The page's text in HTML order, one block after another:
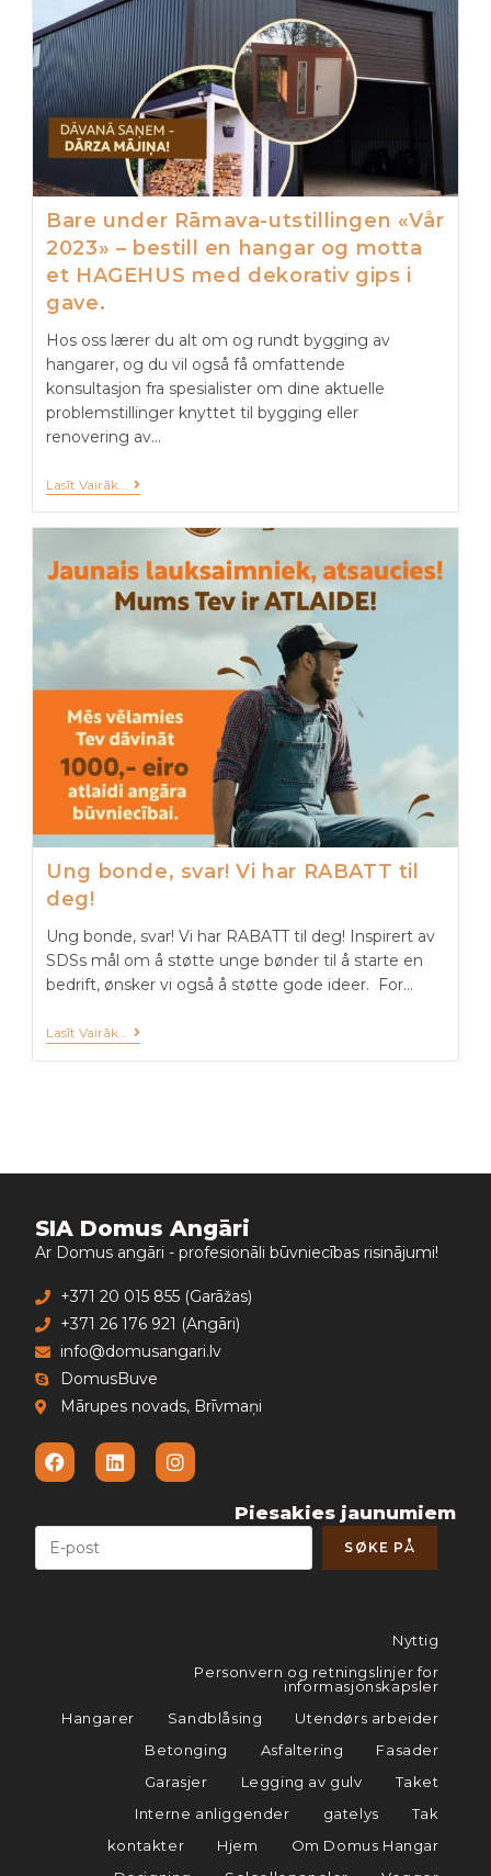
Bare under Rāmava-utstillingen «Vår
2023» – bestill en hangar og motta
et HAGEHUS med dekorativ gips i
gave.
Hos oss lærer du alt om og rundt bygging av
hangarer, og du vil også få omfattende
konsultasjon fra spesialister om dine aktuelle
problemstillinger knyttet til bygging eller
renovering av…
Lasīt Vairāk...
Ung bonde, svar! Vi har RABATT til
deg!
Ung bonde, svar! Vi har RABATT til deg! Inspirert av
SDSs mål om å støtte unge bønder til å starte en
bedrift, ønsker vi også å støtte gode ideer. For…
Lasīt Vairāk...
SIA Domus Angāri
Ar Domus angāri - profesionāli būvniecības risinājumi!
+371 20 015 855 (Garāžas)
+371 26 176 921 (Angāri)
info@domusangari.lv
DomusBuve
Mārupes novads, Brīvmaņi
Piesakies jaunumiem
Nyttig
Personvern og retningslinjer for
informasjonskapsler
Hangarer
Sandblåsing
Utendørs arbeider
Betonging
Asfaltering
Fasader
Garasjer
Legging av gulv
Taket
Interne anliggender
gatelys
Tak
kontakter
Hjem
Om Domus Hangar